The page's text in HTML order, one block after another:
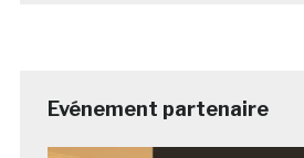
Evénement partenaire